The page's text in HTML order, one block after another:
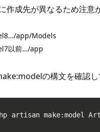
作成先が異なるため注意
app/Models
以前…/app
の構文を確認し
artisan make:model